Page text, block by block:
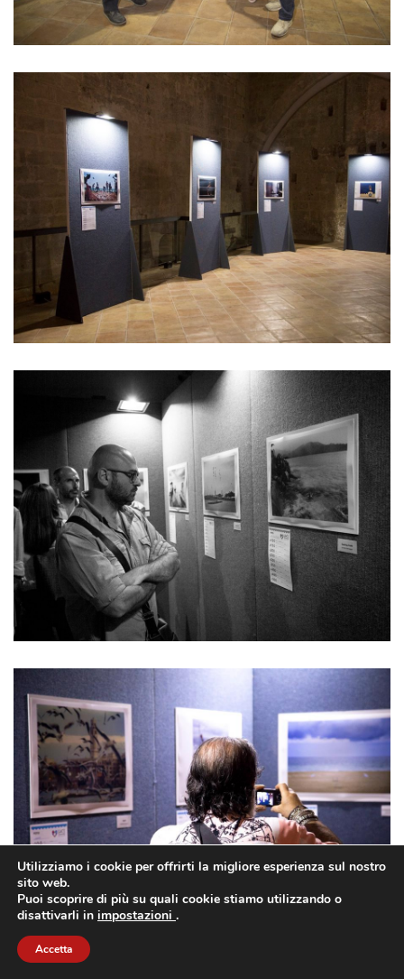
Utilizziamo i cookie per offrirti la migliore esperienza sul nostro
sito web.
Puoi scoprire di più su quali cookie stiamo utilizzando o
disattivarli in impostazioni .
Accetta